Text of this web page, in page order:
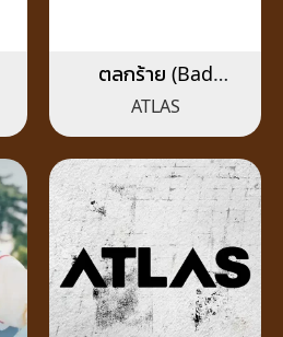
ตลกร้าย (Bad
Comedy)
ATLAS